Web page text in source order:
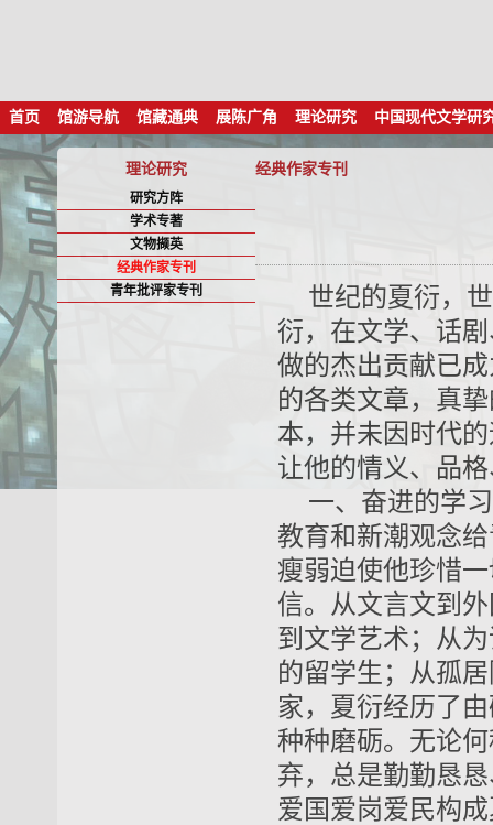
首页 馆游导航 馆藏通典 展陈广角 理论研究 中国现代文学研
理论研究 经典作家专刊
研究方阵
学术专著
文物撷英
经典作家专刊
青年批评家专刊
世纪的夏衍，
衍，在文学、话
做的杰出贡献已
的各类文章，真
本，并未因时代
让他的情义、品
一、奋进的学
教育和新潮观念
瘦弱迫使他珍惜
信。从文言文到
到文学艺术；从
的留学生；从孤
家，夏衍经历了
种种磨砺。无论
弃，总是勤勤恳
爱国爱岗爱民构